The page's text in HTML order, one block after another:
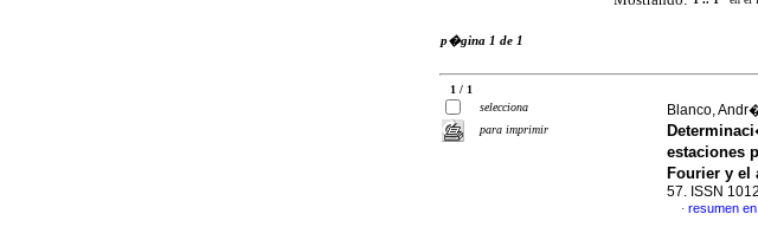
p�gina 1 de 1
1 / 1
selecciona
para imprimir
Blanco,
estaciones
Fourier y
57. ISSN
· resumen